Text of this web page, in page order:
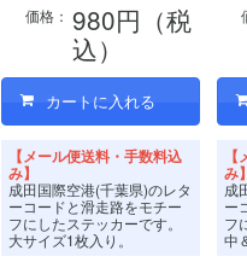
価格： 980円（税
込）
【メール便送料・手数料込
み】
成田国際空港(千葉県)のレタ
ーコードと滑走路をモチー
フにしたステッカーです。
大サイズ1枚入り。
み
成
ー
フ
中